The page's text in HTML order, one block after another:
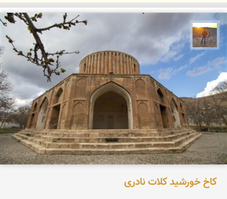
مهدی مخلصیان
کاخ خورشید کلات نادری